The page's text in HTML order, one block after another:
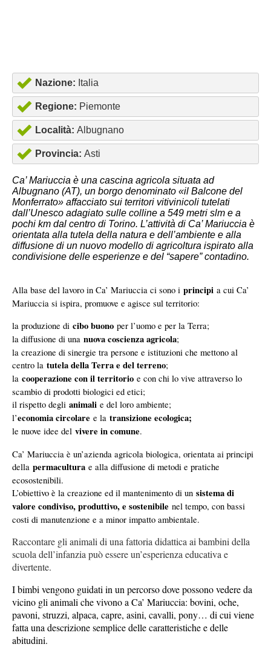
Nazione: Italia
Regione: Piemonte
Località: Albugnano
Provincia: Asti
Ca’ Mariuccia è una cascina agricola situata ad
Albugnano (AT), un borgo denominato «il Balcone del
Monferrato» affacciato sui territori vitivinicoli tutelati
dall’Unesco adagiato sulle colline a 549 metri slm e a
pochi km dal centro di Torino. L’attività di Ca’ Mariuccia è
orientata alla tutela della natura e dell’ambiente e alla
diffusione di un nuovo modello di agricoltura ispirato alla
condivisione delle esperienze e del “sapere” contadino.
Alla base del lavoro in Ca’ Mariuccia ci sono i principi a cui Ca’
Mariuccia si ispira, promuove e agisce sul territorio:
la produzione di cibo buono per l’uomo e per la Terra;
la diffusione di una nuova coscienza agricola;
la creazione di sinergie tra persone e istituzioni che mettono al
centro la tutela della Terra e del terreno;
la cooperazione con il territorio e con chi lo vive attraverso lo
scambio di prodotti biologici ed etici;
il rispetto degli animali e del loro ambiente;
l’economia circolare e la transizione ecologica;
le nuove idee del vivere in comune.
Ca’ Mariuccia è un’azienda agricola biologica, orientata ai principi
della permacultura e alla diffusione di metodi e pratiche
ecosostenibili.
L’obiettivo è la creazione ed il mantenimento di un sistema di
valore condiviso, produttivo, e sostenibile nel tempo, con bassi
costi di manutenzione e a minor impatto ambientale.
Raccontare gli animali di una fattoria didattica ai bambini della
scuola dell’infanzia può essere un’esperienza educativa e
divertente.
I bimbi vengono guidati in un percorso dove possono vedere da
vicino gli animali che vivono a Ca’ Mariuccia: bovini, oche,
pavoni, struzzi, alpaca, capre, asini, cavalli, pony… di cui viene
fatta una descrizione semplice delle caratteristiche e delle
abitudini.